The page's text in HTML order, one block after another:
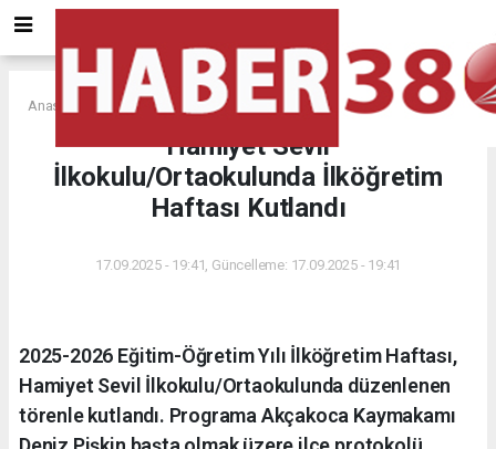
Anasayfa
Hamiyet Sevil
İlkokulu/Ortaokulunda İlköğretim
Haftası Kutlandı
17.09.2025 - 19:41, Güncelleme: 17.09.2025 - 19:41
2025-2026 Eğitim-Öğretim Yılı İlköğretim Haftası,
Hamiyet Sevil İlkokulu/Ortaokulunda düzenlenen
törenle kutlandı. Programa Akçakoca Kaymakamı